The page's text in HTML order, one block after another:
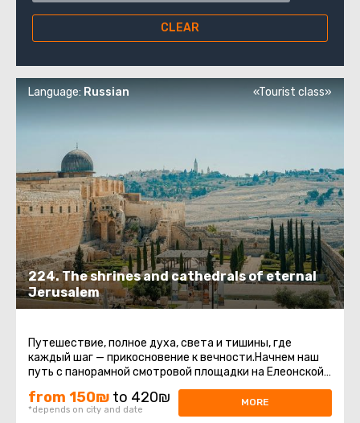
CLEAR
224. The shrines and cathedrals of eternal
Jerusalem
Language: Russian «Tourist class»
Путешествие, полное духа, света и тишины, где
каждый шаг — прикосновение к вечности.Начнем наш
путь с панорамной смотровой площадки на Елеонской
горе. Отсюда открывается ...
from 150₪ to 420₪
*depends on city and date
MORE